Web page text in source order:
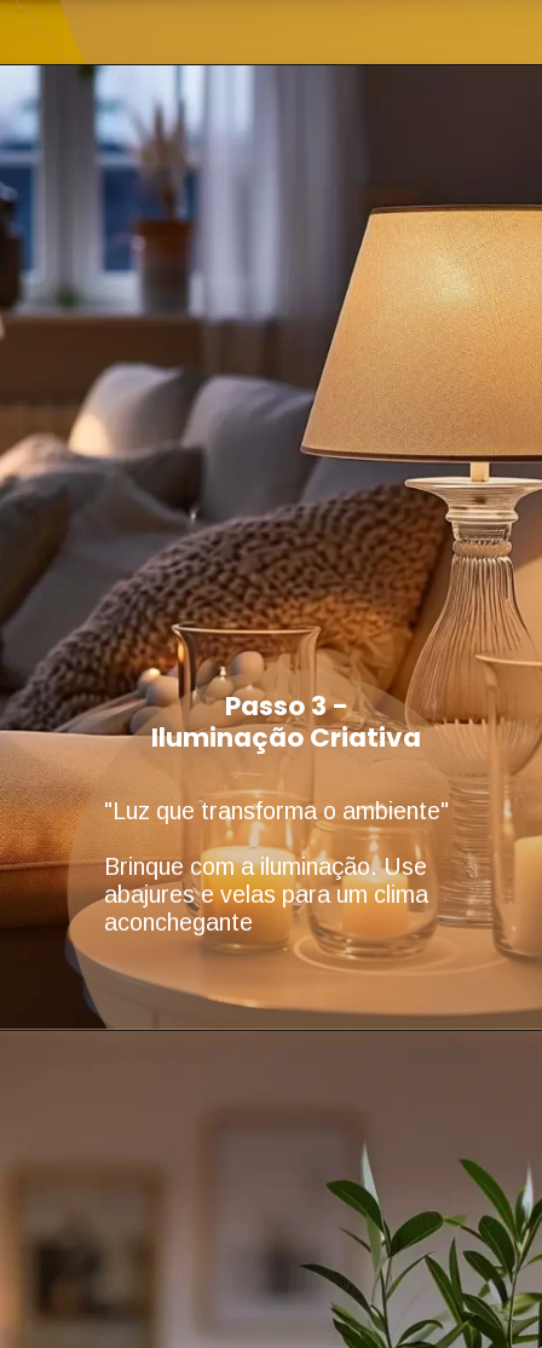
"Luz que transforma o ambiente"
Brinque com a iluminação. Use
abajures e velas para um clima
aconchegante
Passo 3 -
Iluminação Criativa